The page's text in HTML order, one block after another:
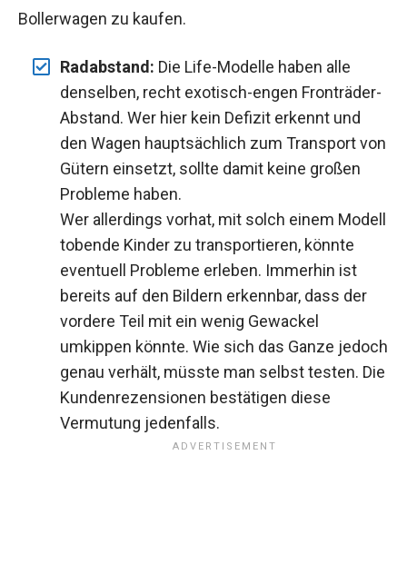
Bollerwagen zu kaufen.
Radabstand: Die Life-Modelle haben alle
denselben, recht exotisch-engen Fronträder-
Abstand. Wer hier kein Defizit erkennt und
den Wagen hauptsächlich zum Transport von
Gütern einsetzt, sollte damit keine großen
Probleme haben.
Wer allerdings vorhat, mit solch einem Modell
tobende Kinder zu transportieren, könnte
eventuell Probleme erleben. Immerhin ist
bereits auf den Bildern erkennbar, dass der
vordere Teil mit ein wenig Gewackel
umkippen könnte. Wie sich das Ganze jedoch
genau verhält, müsste man selbst testen. Die
Kundenrezensionen bestätigen diese
Vermutung jedenfalls.